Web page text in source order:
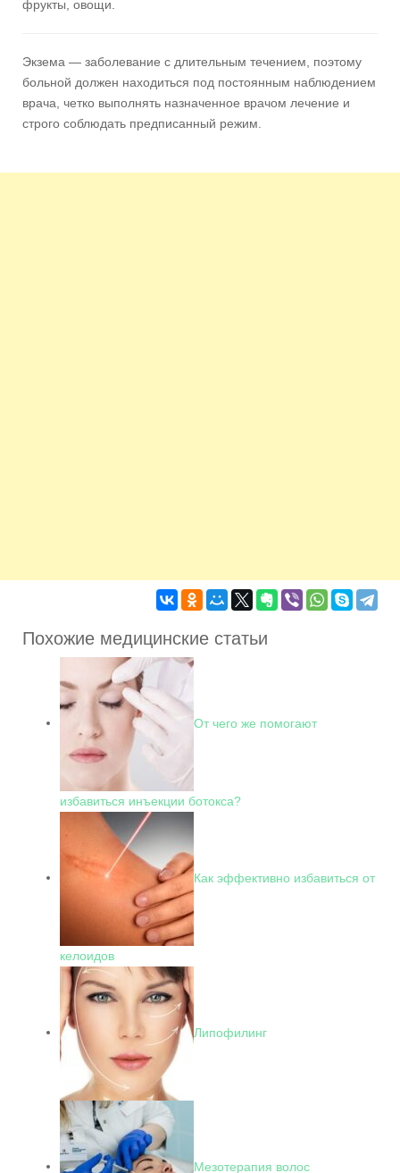
фрукты, овощи.
Экзема — заболевание с длительным течением, поэтому
больной должен находиться под постоянным наблюдением
врача, четко выполнять назначенное врачом лечение и
строго соблюдать предписанный режим.
Похожие медицинские статьи
От чего же помогают
избавиться инъекции ботокса?
Как эффективно избавиться от
келоидов
Липофилинг
Мезотерапия волос